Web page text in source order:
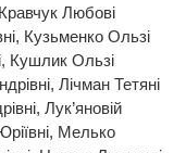
Любові
Кузьменко Ользі
Кушлик Ользі
Лічман Тетяні
Лук’яновій
Мелько